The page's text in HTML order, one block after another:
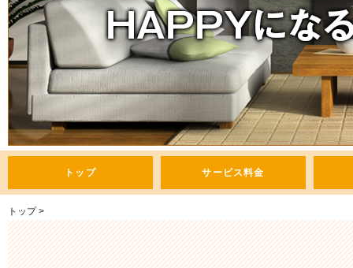
トップ サービス料金
トップ>